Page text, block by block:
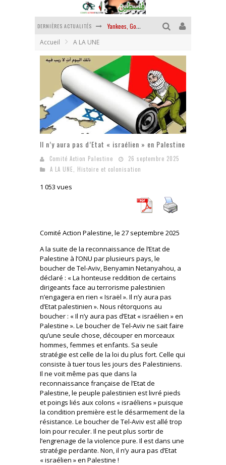
DERNIÈRES ACTUALITÉS Yankees, Go home !
La guerre sioniste, la guerre démographique
La banalité du mal colonial
Accueil A LA UNE
Il n’y aura pas d’Etat « israélien » en Palestine
Comité Action Palestine
26 septembre 2025
A LA UNE
Histoire et colonisation
1 053 vues
Comité Action Palestine, le 27 septembre 2025
A la suite de la reconnaissance de l’Etat de
Palestine à l’ONU par plusieurs pays, le
boucher de Tel-Aviv, Benyamin Netanyahou, a
déclaré : « La honteuse reddition de certains
dirigeants face au terrorisme palestinien
n’engagera en rien « Israël ». Il n’y aura pas
d’Etat palestinien ». Nous rétorquons au
boucher : « Il n’y aura pas d’Etat « israélien » en
Palestine ». Le boucher de Tel-Aviv ne sait faire
qu’une seule chose, découper en morceaux
hommes, femmes et enfants. Sa seule
stratégie est celle de la loi du plus fort. Celle qui
consiste à tuer tous les jours des Palestiniens.
Il ne voit même pas que dans la
reconnaissance française de l’Etat de
Palestine, le peuple palestinien est livré pieds
et poings liés aux colons « israéliens » puisque
la condition première est le désarmement de la
résistance. Le boucher de Tel-Aviv est allé trop
loin pour reculer. Il ne peut plus sortir de
l’engrenage de la violence pure. Il est dans une
stratégie perdante. Non, il n’y aura pas d’Etat
« israélien » en Palestine !